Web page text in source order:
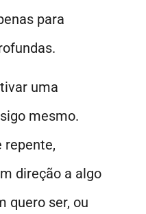
para
uma
mesmo.
repente,
direção a algo
quero ser, ou